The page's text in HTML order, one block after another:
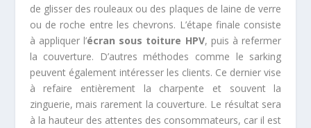
de glisser des rouleaux ou des plaques de laine de verre
ou de roche entre les chevrons. L’étape finale consiste
à appliquer l’écran sous toiture HPV, puis à refermer
la couverture. D’autres méthodes comme le sarking
peuvent également intéresser les clients. Ce dernier vise
à refaire entièrement la charpente et souvent la
zinguerie, mais rarement la couverture. Le résultat sera
à la hauteur des attentes des consommateurs, car il est